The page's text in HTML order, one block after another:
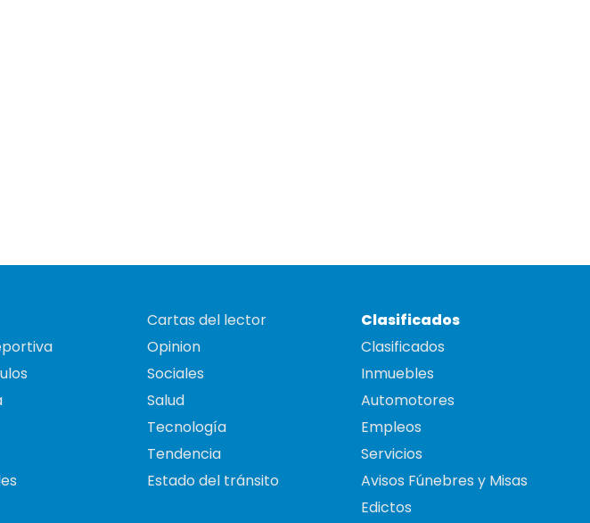
Cartas del lector
Opinion
Sociales
Salud
Tecnología
Tendencia
Estado del tránsito
Clasificados
Clasificados
Inmuebles
Automotores
Empleos
Servicios
Avisos Fúnebres y Misas
Edictos